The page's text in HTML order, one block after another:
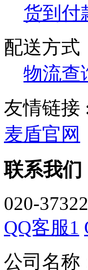
货到付
配送方式
物流查
友情链接
麦盾官网
联系我们
020-
QQ客服1
公司名称